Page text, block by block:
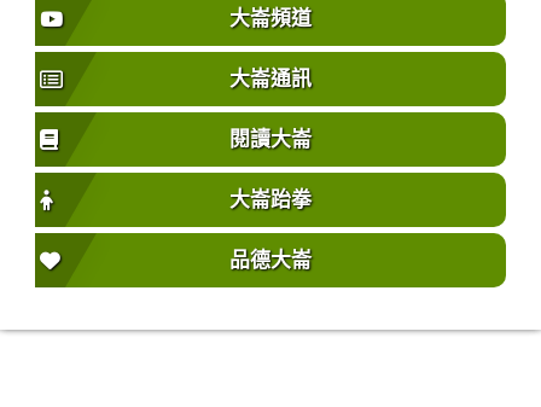
大崙頻道
大崙通訊
閱讀大崙
大崙跆拳
品德大崙